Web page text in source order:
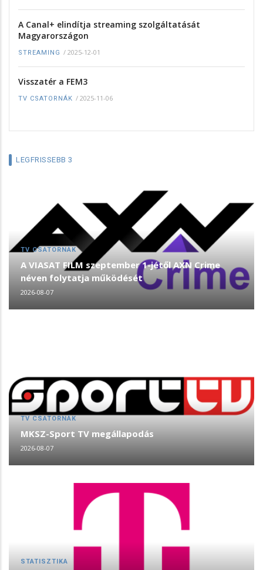
A Canal+ elindítja streaming szolgáltatását
Magyarországon
STREAMING / 2025-12-01
Visszatér a FEM3
TV CSATORNÁK / 2025-11-06
LEGFRISSEBB 3
TV CSATORNÁK
A VIASAT FILM szeptember 1-jétől AXN Crime
néven folytatja működését
2026-08-07
TV CSATORNÁK
MKSZ-Sport TV megállapodás
2026-08-07
STATISZTIKA